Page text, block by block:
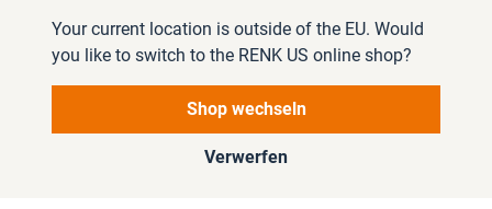
Your current location is outside of the EU. Would
you like to switch to the RENK US online shop?
Shop wechseln
Verwerfen